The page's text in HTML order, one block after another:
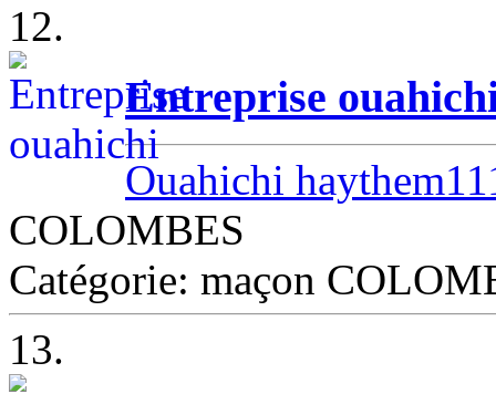
12.
Entreprise
Ouahichi
COLOMBES
Catégorie: maçon
13.